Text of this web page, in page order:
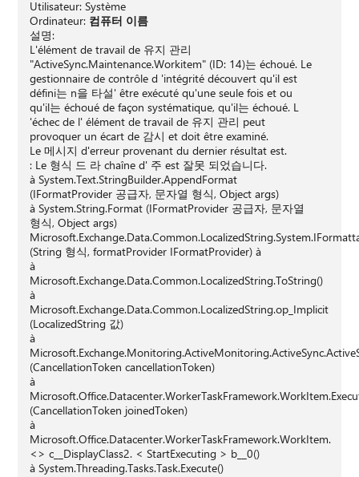
Utilisateur: Système
Ordinateur: 컴퓨터 이름
설명:
L'élément de travail de 유지 관리
"ActiveSync.Maintenance.Workitem" (ID: 14)는 échoué. Le
gestionnaire de contrôle d 'intégrité découvert qu'il est
défini는 n을 타설' être exécuté qu'une seule fois et ou
qu'il는 échoué de façon systématique, qu'il는 échoué. L
'échec de l' élément de travail de 유지 관리 peut
provoquer un écart de 감시 et doit être examiné.
Le 메시지 d'erreur provenant du dernier résultat est.
: Le 형식 드 라 chaîne d' 주 est 잘못 되었습니다.
à System.Text.StringBuilder.AppendFormat
(IFormatProvider 공급자, 문자열 형식, Object args)
à System.String.Format (IFormatProvider 공급자, 문자열
형식, Object args)
(String 형식, formatProvider IFormatProvider) à
à
Microsoft.Exchange.Data.Common.LocalizedString.ToString()
à
Microsoft.Exchange.Data.Common.LocalizedString.op_Implicit
(LocalizedString 값)
à
(CancellationToken cancellationToken)
à
(CancellationToken joinedToken)
à
Microsoft.Office.Datacenter.WorkerTaskFramework.WorkItem.
<> c__DisplayClass2. < StartExecuting > b__0()
à System.Threading.Tasks.Task.Execute()